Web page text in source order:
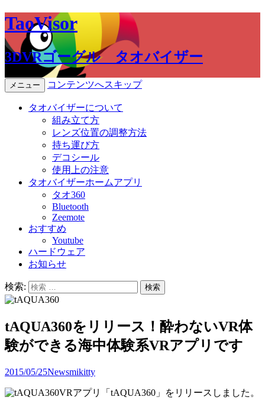
TaoVisor
3DVRゴーグル タオバイザー
メニュー コンテンツへスキップ
タオバイザーについて
組み立て方
レンズ位置の調整方法
持ち運び方
デコシール
使用上の注意
タオバイザーホームアプリ
タオ360
Bluetooth
Zeemote
おすすめ
Youtube
ハードウェア
お知らせ
検索:
tAQUA360をリリース！酔わないVR体
験ができる海中体験系VRアプリです
2015/05/25Newsmikitty
VRアプリ「tAQUA360」をリリースしました。